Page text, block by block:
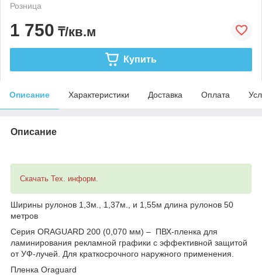
Розница
1 750 ₸/кв.м
Купить
Описание Характеристики Доставка Оплата
Описание
Скачать Тех. информ.
Ширины рулонов 1,3м., 1,37м., и 1,55м длина рулонов 50
метров
Серия ORAGUARD 200 (0,070 мм) – ПВХ-пленка для
ламинирования рекламной графики с эффективной защитой
от УФ-лучей. Для краткосрочного наружного применения.
Пленка Oraguard